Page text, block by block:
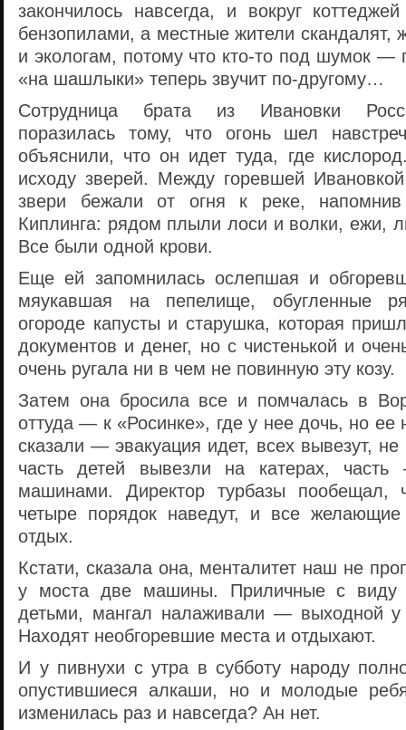
закончилось навсегда, и вокруг
бензопилами, а местные жители
и экологам, потому что кто-то под шумок
«на шашлыки» теперь звучит по-другому…
Сотрудница брата из Ивановки
поразилась тому, что огонь шел
объяснили, что он идет туда, где
исходу зверей. Между горевшей
звери бежали от огня к реке,
Киплинга: рядом плыли лоси и волки, ежи,
Все были одной крови.
Еще ей запомнилась ослепшая и
мяукавшая на пепелище, обугленные
огороде капусты и старушка, которая
документов и денег, но с чистенькой и
очень ругала ни в чем не повинную эту козу.
Затем она бросила все и помчалась в
оттуда — к «Росинке», где у нее дочь, но ее
сказали — эвакуация идет, всех вывезут, не
часть детей вывезли на катерах,
машинами. Директор турбазы пообещал,
четыре порядок наведут, и все желающие
отдых.
Кстати, сказала она, менталитет наш не
у моста две машины. Приличные с
детьми, мангал налаживали — выходной
Находят необгоревшие места и отдыхают.
И у пивнухи с утра в субботу народу
опустившиеся алкаши, но и молодые
изменилась раз и навсегда? Ан нет.